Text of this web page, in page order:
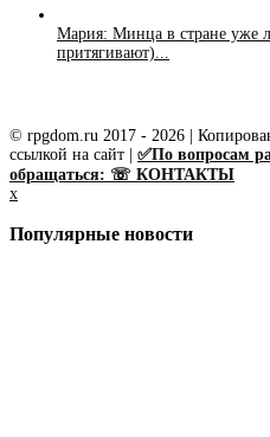
Мария: Минца в стране уже
притягивают)...
© rpgdom.ru 2017 - 2026 |
ссылкой на сайт | ✅По вопросам
обращаться: ☏ КОНТАКТЫ
x
Популярные новости